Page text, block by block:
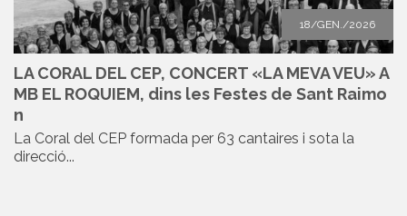
18/GEN./2026
LA CORAL DEL CEP, CONCERT «LA MEVA VEU» A
MB EL ROQUIEM, dins les Festes de Sant Raimo
n
La Coral del CEP formada per 63 cantaires i sota la
direcció...